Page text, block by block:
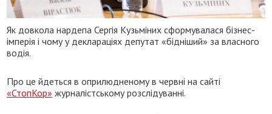
Як довкола нардепа Сергія Кузьміних сформувалася бізнес-
імперія і чому у деклараціях депутат «бідніший» за власного
водія.
Про це йдеться в оприлюдненому в червні на сайті
«СтопКор» журналістському розслідуванні.